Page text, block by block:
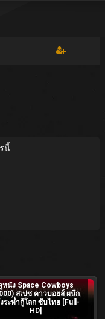
นี้
หนัง Space Cowboys
สเปซ คาวบอยส์ ผนึก
ระห่ำกู้โลก ซับไทย [Full-
HD]